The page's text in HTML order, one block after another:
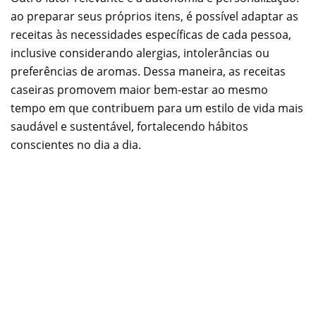
ao preparar seus próprios itens, é possível adaptar as
receitas às necessidades específicas de cada pessoa,
inclusive considerando alergias, intolerâncias ou
preferências de aromas. Dessa maneira, as receitas
caseiras promovem maior bem-estar ao mesmo
tempo em que contribuem para um estilo de vida mais
saudável e sustentável, fortalecendo hábitos
conscientes no dia a dia.